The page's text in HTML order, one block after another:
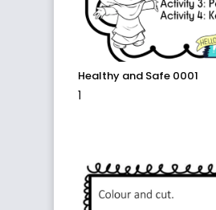
Healthy and Safe 0001
1